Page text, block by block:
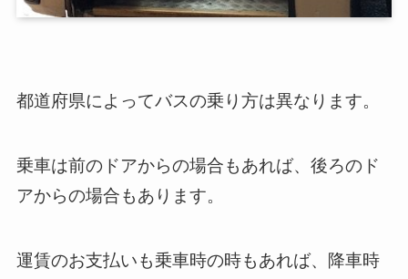
都道府県によってバスの乗り方は異なります。
乗車は前のドアからの場合もあれば、後ろのド
アからの場合もあります。
運賃のお支払いも乗車時の時もあれば、降車時